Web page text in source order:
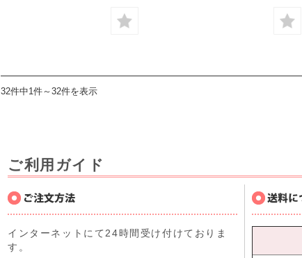
32件中1件～32件を表示
ご利用ガイド
インターネットにて24時間受け付けておりま
す。